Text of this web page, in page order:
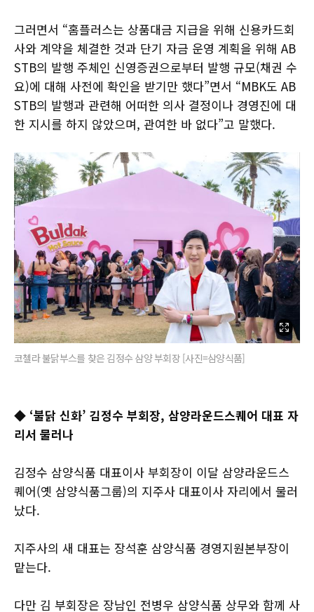
그러면서 “홈플러스는 상품대금 지급을 위해 신용카드회
사와 계약을 체결한 것과 단기 자금 운영 계획을 위해 AB
STB의 발행 주체인 신영증권으로부터 발행 규모(채권 수
요)에 대해 사전에 확인을 받기만 했다”면서 “MBK도 AB
STB의 발행과 관련해 어떠한 의사 결정이나 경영진에 대
한 지시를 하지 않았으며, 관여한 바 없다”고 말했다.
코첼라 불닭부스를 찾은 김정수 삼양 부회장 [사진=삼양식품]
◆ ‘불닭 신화’ 김정수 부회장, 삼양라운드스퀘어 대표 자
리서 물러나
김정수 삼양식품 대표이사 부회장이 이달 삼양라운드스
퀘어(옛 삼양식품그룹)의 지주사 대표이사 자리에서 물러
났다.
지주사의 새 대표는 장석훈 삼양식품 경영지원본부장이
맡는다.
다만 김 부회장은 장남인 전병우 삼양식품 상무와 함께 사